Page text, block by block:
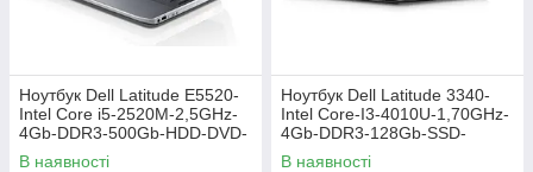
Ноутбук Dell Latitude E5520-
Intel Core i5-2520M-2,5GHz-
4Gb-DDR3-500Gb-HDD-DVD-
R-W15,6-Web-(B)- Б/В
В наявності
Ноутбук Dell Latitude 3340-
Intel Core-I3-4010U-1,70GHz-
4Gb-DDR3-128Gb-SSD-
W13.3-Web-(B)-Б/B
В наявності